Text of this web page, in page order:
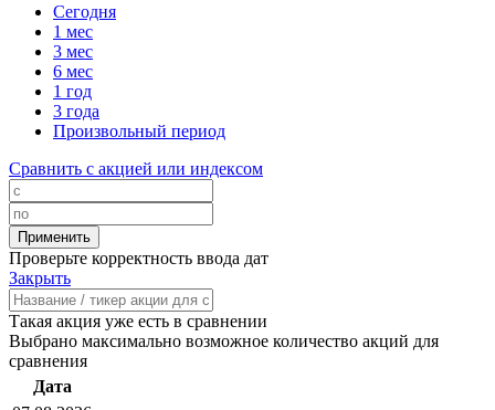
Сегодня
1 мес
3 мес
6 мес
1 год
3 года
Произвольный период
Сравнить с акцией или индексом
Проверьте корректность ввода дат
Закрыть
Такая акция уже есть в сравнении
Выбрано максимально возможное количество акций для
сравнения
Дата